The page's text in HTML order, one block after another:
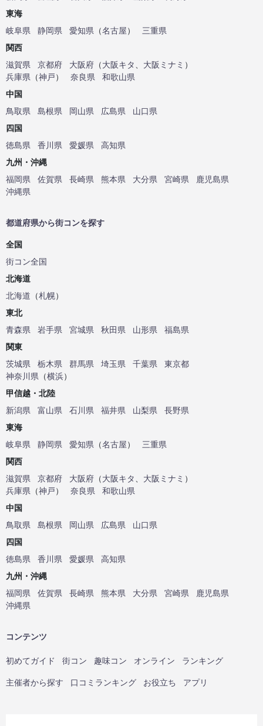
東海
岐阜県
静岡県 愛知県 （名古屋）
三重県
関西
滋賀県
京都府 大阪府 （大阪キタ 大阪ミナミ ）
兵庫県 （神戸） 奈良県
和歌山県
中国
鳥取県
島根県 岡山県 広島県
山口県
四国
徳島県
香川県 愛媛県
高知県
九州・沖縄
福岡県
佐賀県 長崎県 熊本県 大分県 宮崎県
鹿児島県
沖縄県
都道府県から街コンを探す
全国
街コン全国
北海道
北海道 （札幌）
東北
青森県
岩手県 宮城県 秋田県 山形県
福島県
関東
茨城県
栃木県 群馬県 埼玉県 千葉県
東京都
神奈川県 （横浜）
甲信越・北陸
新潟県
富山県 石川県 福井県 山梨県
長野県
東海
岐阜県
静岡県 愛知県 （名古屋）
三重県
関西
滋賀県
京都府 大阪府 （大阪キタ 大阪ミナミ ）
兵庫県 （神戸） 奈良県
和歌山県
中国
鳥取県
島根県 岡山県 広島県
山口県
四国
徳島県
香川県 愛媛県
高知県
九州・沖縄
福岡県
佐賀県 長崎県 熊本県 大分県 宮崎県
鹿児島県
沖縄県
コンテンツ
初めてガイド 街コン 趣味コン オンライン ランキング
主催者から探す 口コミランキング お役立ち アプリ